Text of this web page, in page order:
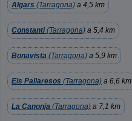
Algars (Tarragona) a 4,5 km
Constantí (Tarragona) a 5,4 km
Bonavista (Tarragona) a 5,9 km
Els Pallaresos (Tarragona) a 6,6 km
La Canonja (Tarragona) a 7,1 km